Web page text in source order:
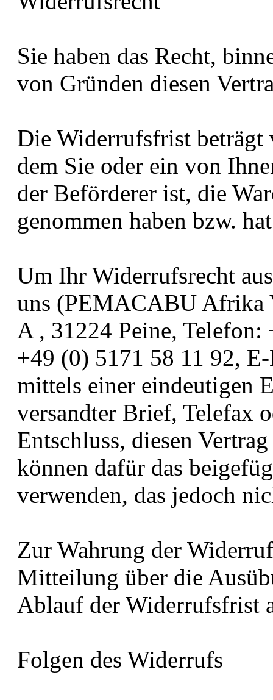
Sie haben das Recht,
von Gründen diesen
Die Widerrufsfrist beträgt
dem Sie oder ein von
der Beförderer ist, die
genommen haben bzw.
Um Ihr Widerrufsrecht
uns (PEMACABU Afrika
A , 31224 Peine,
+49 (0) 5171 58 11 92,
mittels einer eindeutigen
versandter Brief, Telefax
Entschluss, diesen
können dafür das
verwenden, das jedoch
Zur Wahrung der
Mitteilung über die
Ablauf der Widerrufsfrist
Folgen des Widerrufs